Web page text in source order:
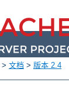
> 文档 > 版本 2.4